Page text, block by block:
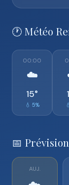
🕐 Météo
00:00
☁️
15°
💧 5%
📅
AUJ.